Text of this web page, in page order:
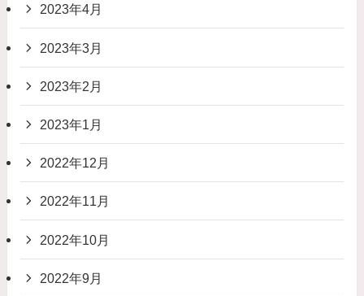
2023年4月
2023年3月
2023年2月
2023年1月
2022年12月
2022年11月
2022年10月
2022年9月